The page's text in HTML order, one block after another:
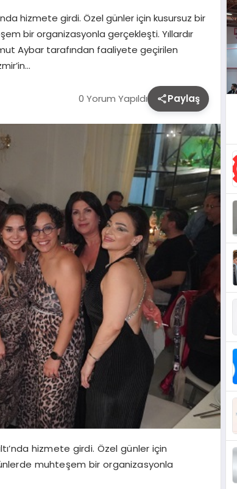
hizmete girdi. Özel günler için kusursuz bir
bir organizasyonla gerçekleşti. Yıllardır
Aybar tarafından faaliyete geçirilen
0 Yorum Yapıldı Paylaş
hizmete girdi. Özel günler için
muhteşem bir organizasyonla